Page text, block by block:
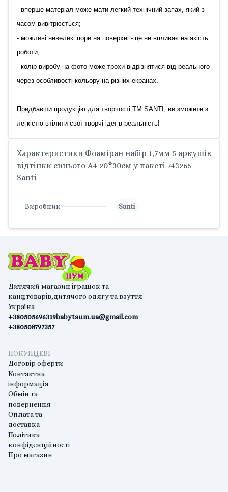
- вперше матеріал може мати легкий технічний запах, який з
часом вивітрюється;
- можливі невеликі пори на поверхні - це не впливає на якість
роботи;
- колір виробу на фото може трохи відрізнятися від реального
через особливості кольору на різних екранах.
Придбавши продукцію для творчості ТМ SANTI, ви зможете з
легкістю втілити свої творчі ідеї в реальність!
Характеристики Фоаміран набір 1,7мм 5 аркушів
відтінки синього А4 20*30см у пакеті 743265
Santi
Виробник Santi
Дитячий магазин іграшок та
канцтоварів,дитячого одягу та взуття
Україна
+380505696319
+380508797357
babytsum.ua@gmail.com
ПОКУПЦЕВІ
Договір оферти
Контактна
інформація
Обмін та
повернення
Оплата та
доставка
Політика
конфіденційності
Про магазин